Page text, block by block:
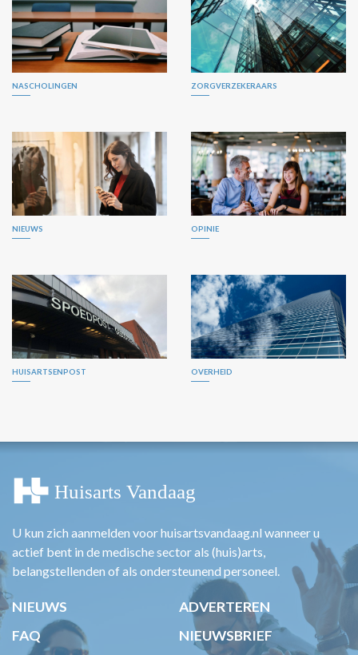
NASCHOLINGEN ZORGVERZEKERAARS
NIEUWS OPINIE
HUISARTSENPOST OVERHEID
U kun zich aanmelden voor huisartsvandaag.nl wanneer u
actief bent in de medische sector als (huis)arts,
belangstellenden of als ondersteunend personeel.
NIEUWS
ADVERTEREN
FAQ
NIEUWSBRIEF